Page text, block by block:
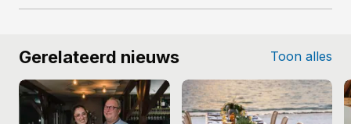
Gerelateerd nieuws Toon alles